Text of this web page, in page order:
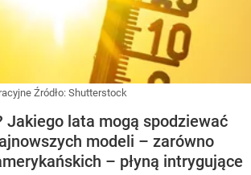
Źródło: Shutterstock
Jakiego lata mogą spodziewać
modeli – zarówno
– płyną intrygujące